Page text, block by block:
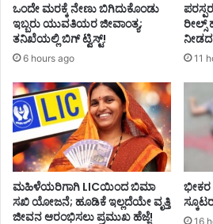
ಒಂದೇ ಮರಕ್ಕೆ ನೇಣು ಬಿಗಿದುಕೊಂಡು
ಇಬ್ಬರು ಯುವತಿಯರ ಜೀವಾಂತ್ಯ;
ತನಿಖೆಯಲ್ಲಿ ಬಿಗ್ ಟ್ವಿಸ್ಟ್!
6 hours ago
ರೀಲ್ಸ್
11
ಮಹಿಳೆಯರಿಗಾಗಿ LICಯಿಂದ ಬಿಮಾ
ಸಖಿ ಯೋಜನೆ; ಹೂಡಿಕೆ ಇಲ್ಲದೆಯೇ ವೃತ್ತಿ
ಜೀವನ ಆರಂಭಿಸಲು ಪ್ರಮುಖ ಹೆಜ್ಜೆ!
16